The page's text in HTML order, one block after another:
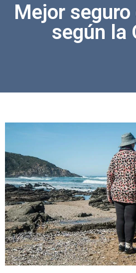
Mejor seguro
según la